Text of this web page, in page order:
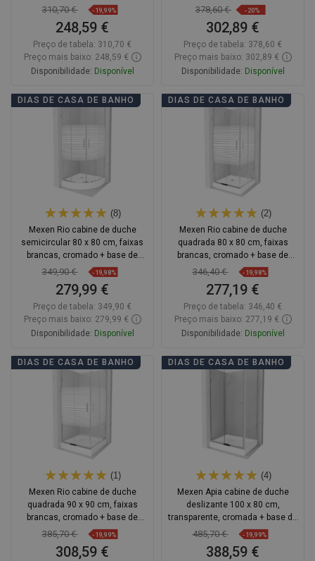
863-070-070-01-20-4710
310,70 € -19,99%
248,59 €
Preço de tabela: 310,70 €
Preço mais baixo: 248,59 €
Disponibilidade: Disponível
Adicionar
duche, branca - 863-080-080-50-
378,60 € -20%
302,89 €
Preço de tabela: 378,60 €
Preço mais baixo: 302,89 €
Disponibilidade: Disponível
Adicionar
DIAS DE CASA DE BANHO
(8)
Mexen Rio cabine de duche
semicircular 80 x 80 cm, faixas
brancas, cromado + base de
duche, branca - 863-080-080-01-
349,90 € -19,98%
279,99 €
Preço de tabela: 349,90 €
Preço mais baixo: 279,99 €
Disponibilidade: Disponível
Adicionar
DIAS DE CASA DE BANHO
(2)
Mexen Rio cabine de duche
quadrada 80 x 80 cm, faixas
brancas, cromado + base de
duche, branco - 860-080-080-01-
346,40 € -19,98%
277,19 €
Preço de tabela: 346,40 €
Preço mais baixo: 277,19 €
Disponibilidade: Disponível
Adicionar
DIAS DE CASA DE BANHO
(1)
Mexen Rio cabine de duche
quadrada 90 x 90 cm, faixas
brancas, cromado + base de
duche, branco - 860-090-090-01-
385,70 € -19,99%
308,59 €
DIAS DE CASA DE BANHO
(4)
Mexen Apia cabine de duche
deslizante 100 x 80 cm,
transparente, cromada + base de
duche Rio - 840-100-080-01-00-
485,70 € -19,99%
388,59 €